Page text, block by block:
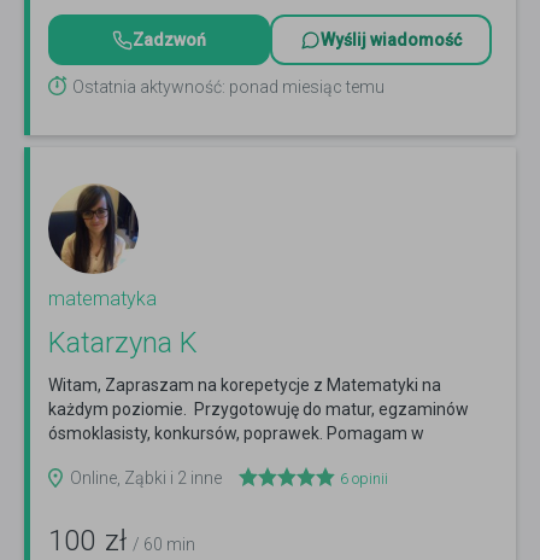
Zadzwoń Wyślij wiadomość
Ostatnia aktywność: ponad miesiąc temu
matematyka
Katarzyna K
Witam, Zapraszam na korepetycje z Matematyki na
każdym poziomie. Przygotowuję do matur, egzaminów
ósmoklasisty, konkursów, poprawek. Pomagam w
Online, Ząbki i 2 inne
6 opinii
100 zł / 60 min